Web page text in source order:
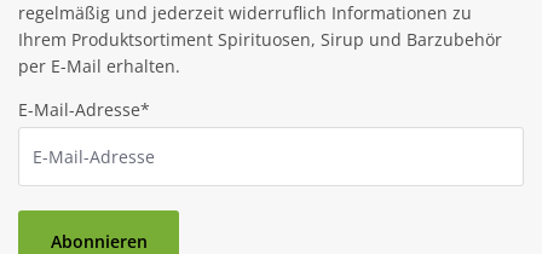
regelmäßig und jederzeit widerruflich Informationen zu
Ihrem Produktsortiment Spirituosen, Sirup und Barzubehör
per E-Mail erhalten.
E-Mail-Adresse*
Abonnieren